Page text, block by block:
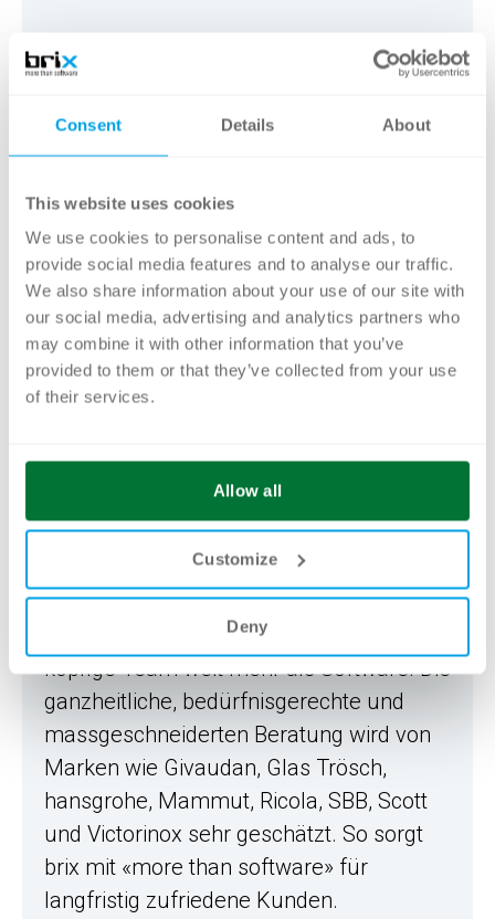
Consent Details About
This website uses cookies
We use cookies to personalise content and ads, to
provide social media features and to analyse our traffic.
We also share information about your use of our site with
our social media, advertising and analytics partners who
may combine it with other information that you’ve
provided to them or that they’ve collected from your use
of their services.
Allow all
Customize
Deny
Über brix
Schweiz begleitet brix seit über 20 Jahren
der digitalen Transformation. Mit
zukunftsorientierten Softwarelösungen in
den Bereichen DAM, PIM, BPM und
Publishing werden Geschäftsprozesse
effizienter gestaltet, damit die richtigen
Informationen zum richtigen Zeitpunkt an
den richtigen Touchpoints verfügbar sind.
Dienstleistungsangebot von der Analyse
und Projektkonzeption über
Softwareimplementierungen,
Integrationen und individuellen
Customizings bis hin zu Hosting, Support
und Wartung bietet das topmotivierte 14-
köpfige Team weit mehr als Software. Die
ganzheitliche, bedürfnisgerechte und
massgeschneiderten Beratung wird von
Marken wie Givaudan, Glas Trösch,
hansgrohe, Mammut, Ricola, SBB, Scott
und Victorinox sehr geschätzt. So sorgt
brix mit «more than software» für
langfristig zufriedene Kunden.